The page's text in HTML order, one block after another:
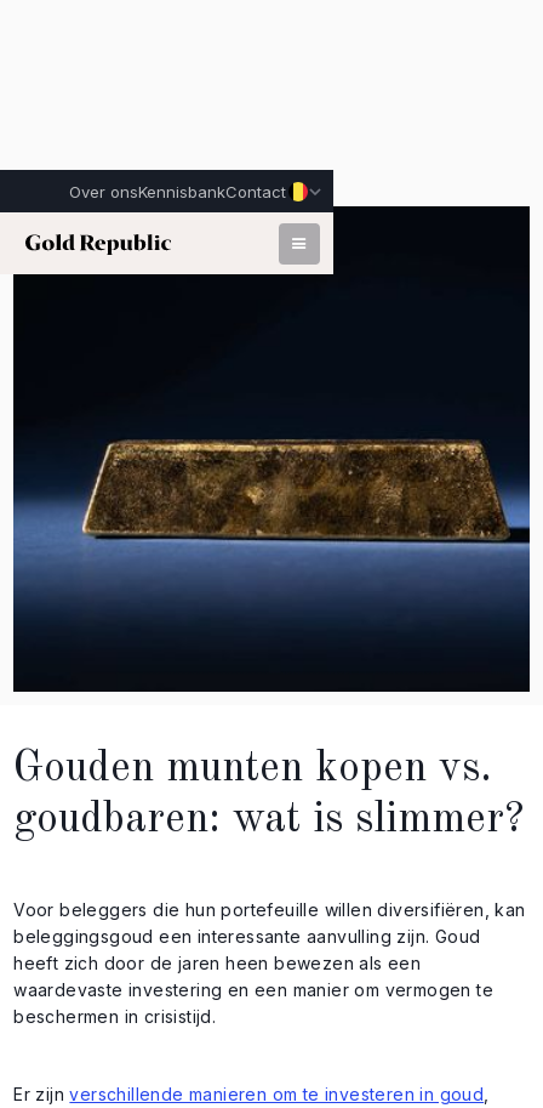
Over onsKennisbankContact
Gepubliceerd op:8 mei 2026
Gouden munten kopen vs.
goudbaren: wat is slimmer?
Voor beleggers die hun portefeuille willen diversifiëren, kan
beleggingsgoud een interessante aanvulling zijn. Goud
heeft zich door de jaren heen bewezen als een
waardevaste investering en een manier om vermogen te
beschermen in crisistijd.
Er zijnverschillende manieren om te investeren in goud